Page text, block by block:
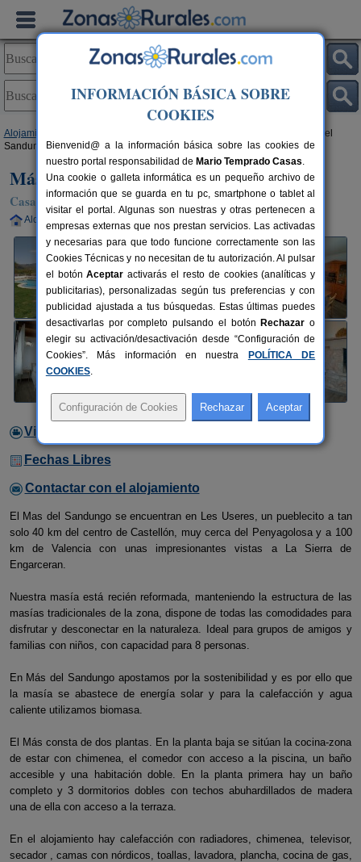
Alojamientos
> Más del
Sandungo
Más del Sandungo
Casa Rural en Les Useres (Castellón)
Alquiler completo 38 km de Castellón
Video
Fechas Libres
Contactar con el alojamiento
El Mas del Sandungo se encuentran en Les Useres, un pueblecito a tan
solo 40 km del centro de Castellón, muy cerca del Penyagolosa y a 100
km de Valencia con unas impresionantes vistas a La Sierra de
Engarceran.
Nuestra masía está recién reformada, manteniendo la estructura de las
masías tradicionales de la zona, dispone de todas las comodidades para
disfrutar y desconectar en la naturaleza. Ideal para grupos de amigos y
familias con niños, con capacidad para 8 personas.
En Más del Sandungo apostamos por la sostenibilidad y es por ello que
la masía se abastece de energía solar y para la calefacción y agua
caliente utilizamos biomasa.
El Más consta de dos plantas. En la planta baja se sitúan la cocina-zona
de estar con chimenea, el comedor con acceso a la piscina, un baño
accesible y una habitación doble. En la planta primera hay un baño
completo y 3 dormitorios dobles con techos abuhardillados de madera
una de ella con acceso a la terraza.
En el alojamiento hay calefacción con radiadores, chimenea, televisor,
secador , camas con nórdicos, toallas, lavadora, plancha, cocina de gas,
INFORMACIÓN BÁSICA SOBRE
COOKIES
Bienvenid@ a la información básica sobre las cookies de
nuestro portal responsabilidad de Mario Temprado Casas.
Una cookie o galleta informática es un pequeño archivo de
información que se guarda en tu pc, smartphone o tablet al
visitar el portal. Algunas son nuestras y otras pertenecen a
empresas externas que nos prestan servicios. Las activadas
y necesarias para que todo funcione correctamente son las
Cookies Técnicas y no necesitan de tu autorización. Al pulsar
el botónAceptar activarás el resto de cookies (analíticas y
publicitarias), personalizadas según tus preferencias y con
publicidad ajustada a tus búsquedas. Estas últimas puedes
desactivarlas por completo pulsando el botón Rechazar o
elegir su activación/desactivación desde “Configuración de
Cookies”. Más información en nuestra
POLÍTICA DE
COOKIES.